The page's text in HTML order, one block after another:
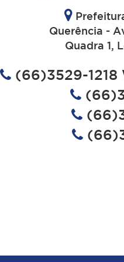
Querência -
Quadra 1,
(66)3529-1218